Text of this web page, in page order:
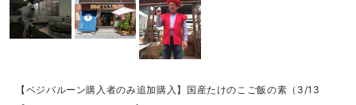
【ベジバルーン購入者のみ追加購入】国産たけのこご飯の素（3/13